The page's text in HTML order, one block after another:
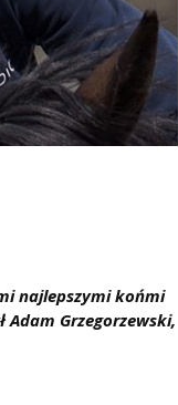
najlepszymi końmi
Grzegorzewski,